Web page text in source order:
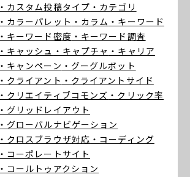
・カスタム投稿タイプ ・カテゴリ
・カラーパレット ・カラム ・キーワード
・キーワード密度 ・キーワード調査
・キャッシュ ・キャプチャ ・キャリア
・キャンペーン ・グーグルボット
・クライアント ・クライアントサイド
・クリエイティブコモンズ ・クリック率
・グリッドレイアウト
・グローバルナビゲーション
・クロスブラウザ対応 ・コーディング
・コーポレートサイト
・コールトゥアクション